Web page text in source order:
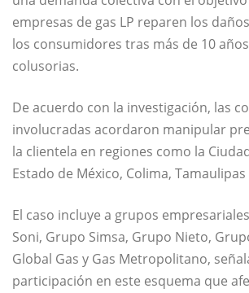
empresas de gas LP reparen los
los consumidores tras más de 10
colusorias.
De acuerdo con la investigación, las
involucradas acordaron manipular
la clientela en regiones como la
Estado de México, Colima, Tamaulipas
El caso incluye a grupos
Soni, Grupo Simsa, Grupo Nieto,
Global Gas y Gas Metropolitano,
participación en este esquema que